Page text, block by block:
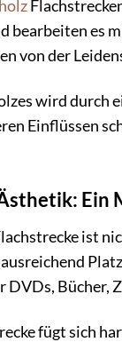
bearbeiten es
von der
wird durch
Einflüssen
Ein
ist
DVDs, Bücher,
fügt sich